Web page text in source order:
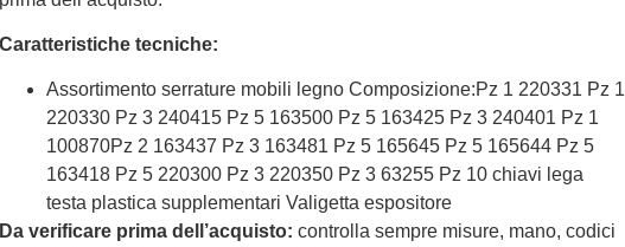
Caratteristiche tecniche:
Assortimento serrature mobili legno Composizione:Pz 1 220331 Pz 1
220330 Pz 3 240415 Pz 5 163500 Pz 5 163425 Pz 3 240401 Pz 1
100870Pz 2 163437 Pz 3 163481 Pz 5 165645 Pz 5 165644 Pz 5
163418 Pz 5 220300 Pz 3 220350 Pz 3 63255 Pz 10 chiavi lega
testa plastica supplementari Valigetta espositore
Da verificare prima dell’acquisto: controlla sempre misure, mano, codici